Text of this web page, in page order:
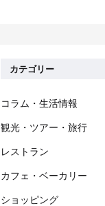
カテゴリー
コラム・生活情報
観光・ツアー・旅行
レストラン
カフェ・ベーカリー
ショッピング